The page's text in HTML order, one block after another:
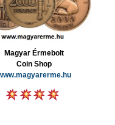
Magyar Érmebolt
Coin Shop